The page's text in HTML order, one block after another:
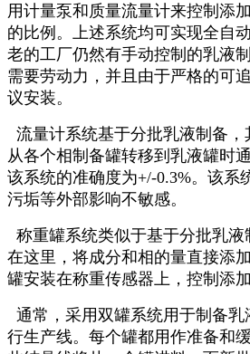
用计量泵和质量流量计来控制添
的比例。上述系统均可实现全自
老的工厂仍然有手动控制的乳液
需要劳动力，并且由于严格的可
议安装。
流量计系统基于分批乳液制备
从各个相制备罐转移到乳液罐时
该系统的准确度为+/-0.3%。该系
污垢等外部影响不敏感。
称重罐系统类似于基于分批乳液
在这里，将成分和相的量直接添
罐安装在称重传感器上，控制添
通常，采用双罐系统用于制备
行生产线。每个罐都用作准备和